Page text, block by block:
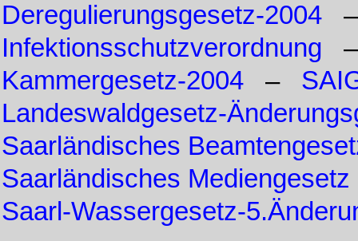
Deregulierungsgesetz-2004
Infektionsschutzverordnung
Kammergesetz-2004 –
Landeswaldgesetz-
Saarländisches
Saarländisches Mediengesetz
Saarl-Wassergesetz-